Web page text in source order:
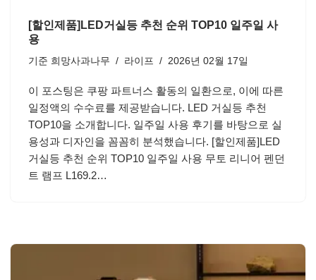
[할인제품]LED거실등 추천 순위 TOP10 일주일 사
용
기준 희망사과나무 라이프 2026년 02월 17일
이 포스팅은 쿠팡 파트너스 활동의 일환으로, 이에 따른
일정액의 수수료를 제공받습니다. LED 거실등 추천
TOP10을 소개합니다. 일주일 사용 후기를 바탕으로 실
용성과 디자인을 꼼꼼히 분석했습니다. [할인제품]LED
거실등 추천 순위 TOP10 일주일 사용 무토 리니어 펜던
트 램프 L169.2…